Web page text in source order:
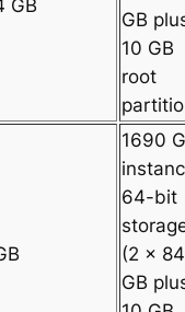
GB
GB
10 GB
root
1690
64-bit
(2 x
GB